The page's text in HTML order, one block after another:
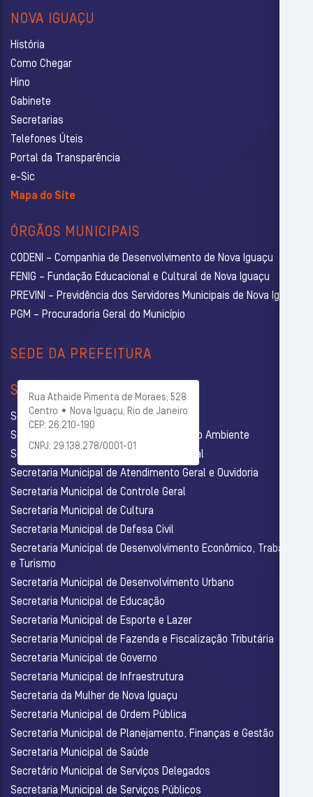
NOVA IGUAÇU
História
Como Chegar
Hino
Gabinete
Secretarias
Telefones Úteis
Portal da Transparência
e-Sic
Mapa do Site
ÓRGÃOS MUNICIPAIS
CODENI – Companhia de Desenvolvimento de Nova Iguaçu
FENIG – Fundação Educacional e Cultural de Nova Iguaçu
PREVINI – Previdência dos Servidores Municipais de Nova Iguaçu
PGM – Procuradoria Geral do Município
SEDE DA PREFEITURA
Rua Athaide Pimenta de Moraes, 528
Centro • Nova Iguaçu, Rio de Janeiro
CEP: 26.210-190
CNPJ: 29.138.278/0001-01
SECRETARIAS
Secretaria Municipal de Administração
Secretaria Municipal de Agricultura e Meio Ambiente
Secretaria Municipal de Assistência Social
Secretaria Municipal de Atendimento Geral e Ouvidoria
Secretaria Municipal de Controle Geral
Secretaria Municipal de Cultura
Secretaria Municipal de Defesa Civil
Secretaria Municipal de Desenvolvimento Econômico, Trabalho
e Turismo
Secretaria Municipal de Desenvolvimento Urbano
Secretaria Municipal de Educação
Secretaria Municipal de Esporte e Lazer
Secretaria Municipal de Fazenda e Fiscalização Tributária
Secretaria Municipal de Governo
Secretaria Municipal de Infraestrutura
Secretaria da Mulher de Nova Iguaçu
Secretaria Municipal de Ordem Pública
Secretaria Municipal de Planejamento, Finanças e Gestão
Secretaria Municipal de Saúde
Secretário Municipal de Serviços Delegados
Secretaria Municipal de Serviços Públicos